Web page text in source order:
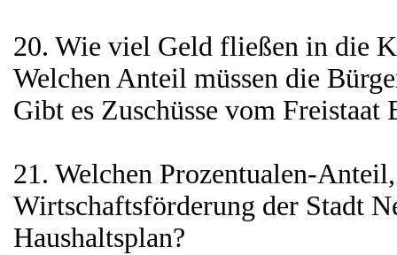
20. Wie viel Geld fließen in die
Welchen Anteil müssen die
Gibt es Zuschüsse vom Freistaat
21. Welchen Prozentualen-
Wirtschaftsförderung der Stadt
Haushaltsplan?